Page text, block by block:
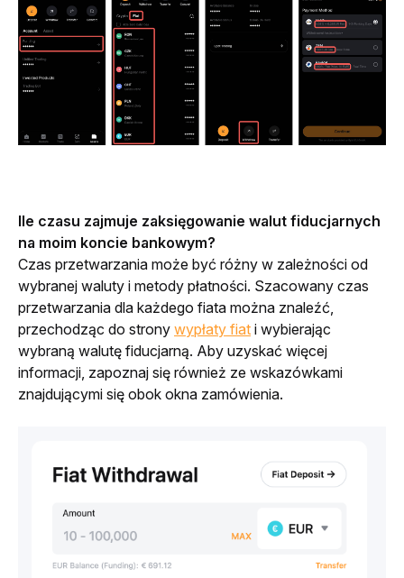
Ile czasu zajmuje zaksięgowanie walut fiducjarnych
na moim koncie bankowym?
Czas przetwarzania może być różny w zależności od
wybranej waluty i metody płatności. Szacowany czas
przetwarzania dla każdego fiata można znaleźć,
przechodząc do strony wypłaty fiat i wybierając
wybraną walutę fiducjarną. Aby uzyskać więcej
informacji, zapoznaj się również ze wskazówkami
znajdującymi się obok okna zamówienia.